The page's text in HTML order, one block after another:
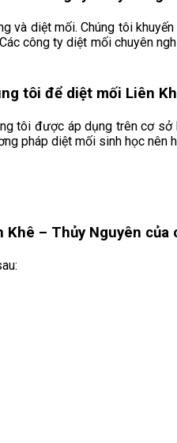
và diệt mối. Chúng tôi
công ty diệt mối chuyên
tôi để diệt mối Liên
tôi được áp dụng trên cơ
pháp diệt mối sinh học
Khê – Thủy Nguyên của